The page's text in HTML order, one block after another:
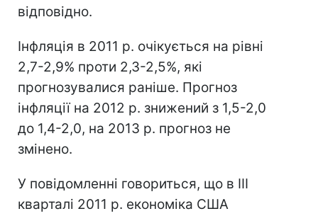
відповідно.
Інфляція в 2011 р. очікується на рівні
2,7-2,9% проти 2,3-2,5%, які
прогнозувалися раніше. Прогноз
інфляції на 2012 р. знижений з 1,5-2,0
до 1,4-2,0, на 2013 р. прогноз не
змінено.
У повідомленні говориться, що в III
кварталі 2011 р. економіка США